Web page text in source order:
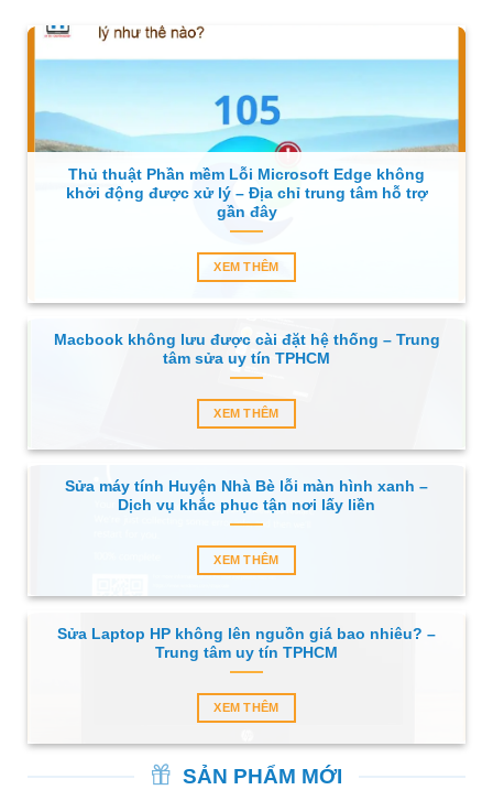
Thủ thuật Phần mềm Lỗi Microsoft Edge không
khởi động được xử lý – Địa chỉ trung tâm hỗ trợ
gần đây
XEM THÊM
Macbook không lưu được cài đặt hệ thống – Trung
tâm sửa uy tín TPHCM
XEM THÊM
Sửa máy tính Huyện Nhà Bè lỗi màn hình xanh –
Dịch vụ khắc phục tận nơi lấy liền
XEM THÊM
Sửa Laptop HP không lên nguồn giá bao nhiêu? –
Trung tâm uy tín TPHCM
XEM THÊM
SẢN PHẨM MỚI